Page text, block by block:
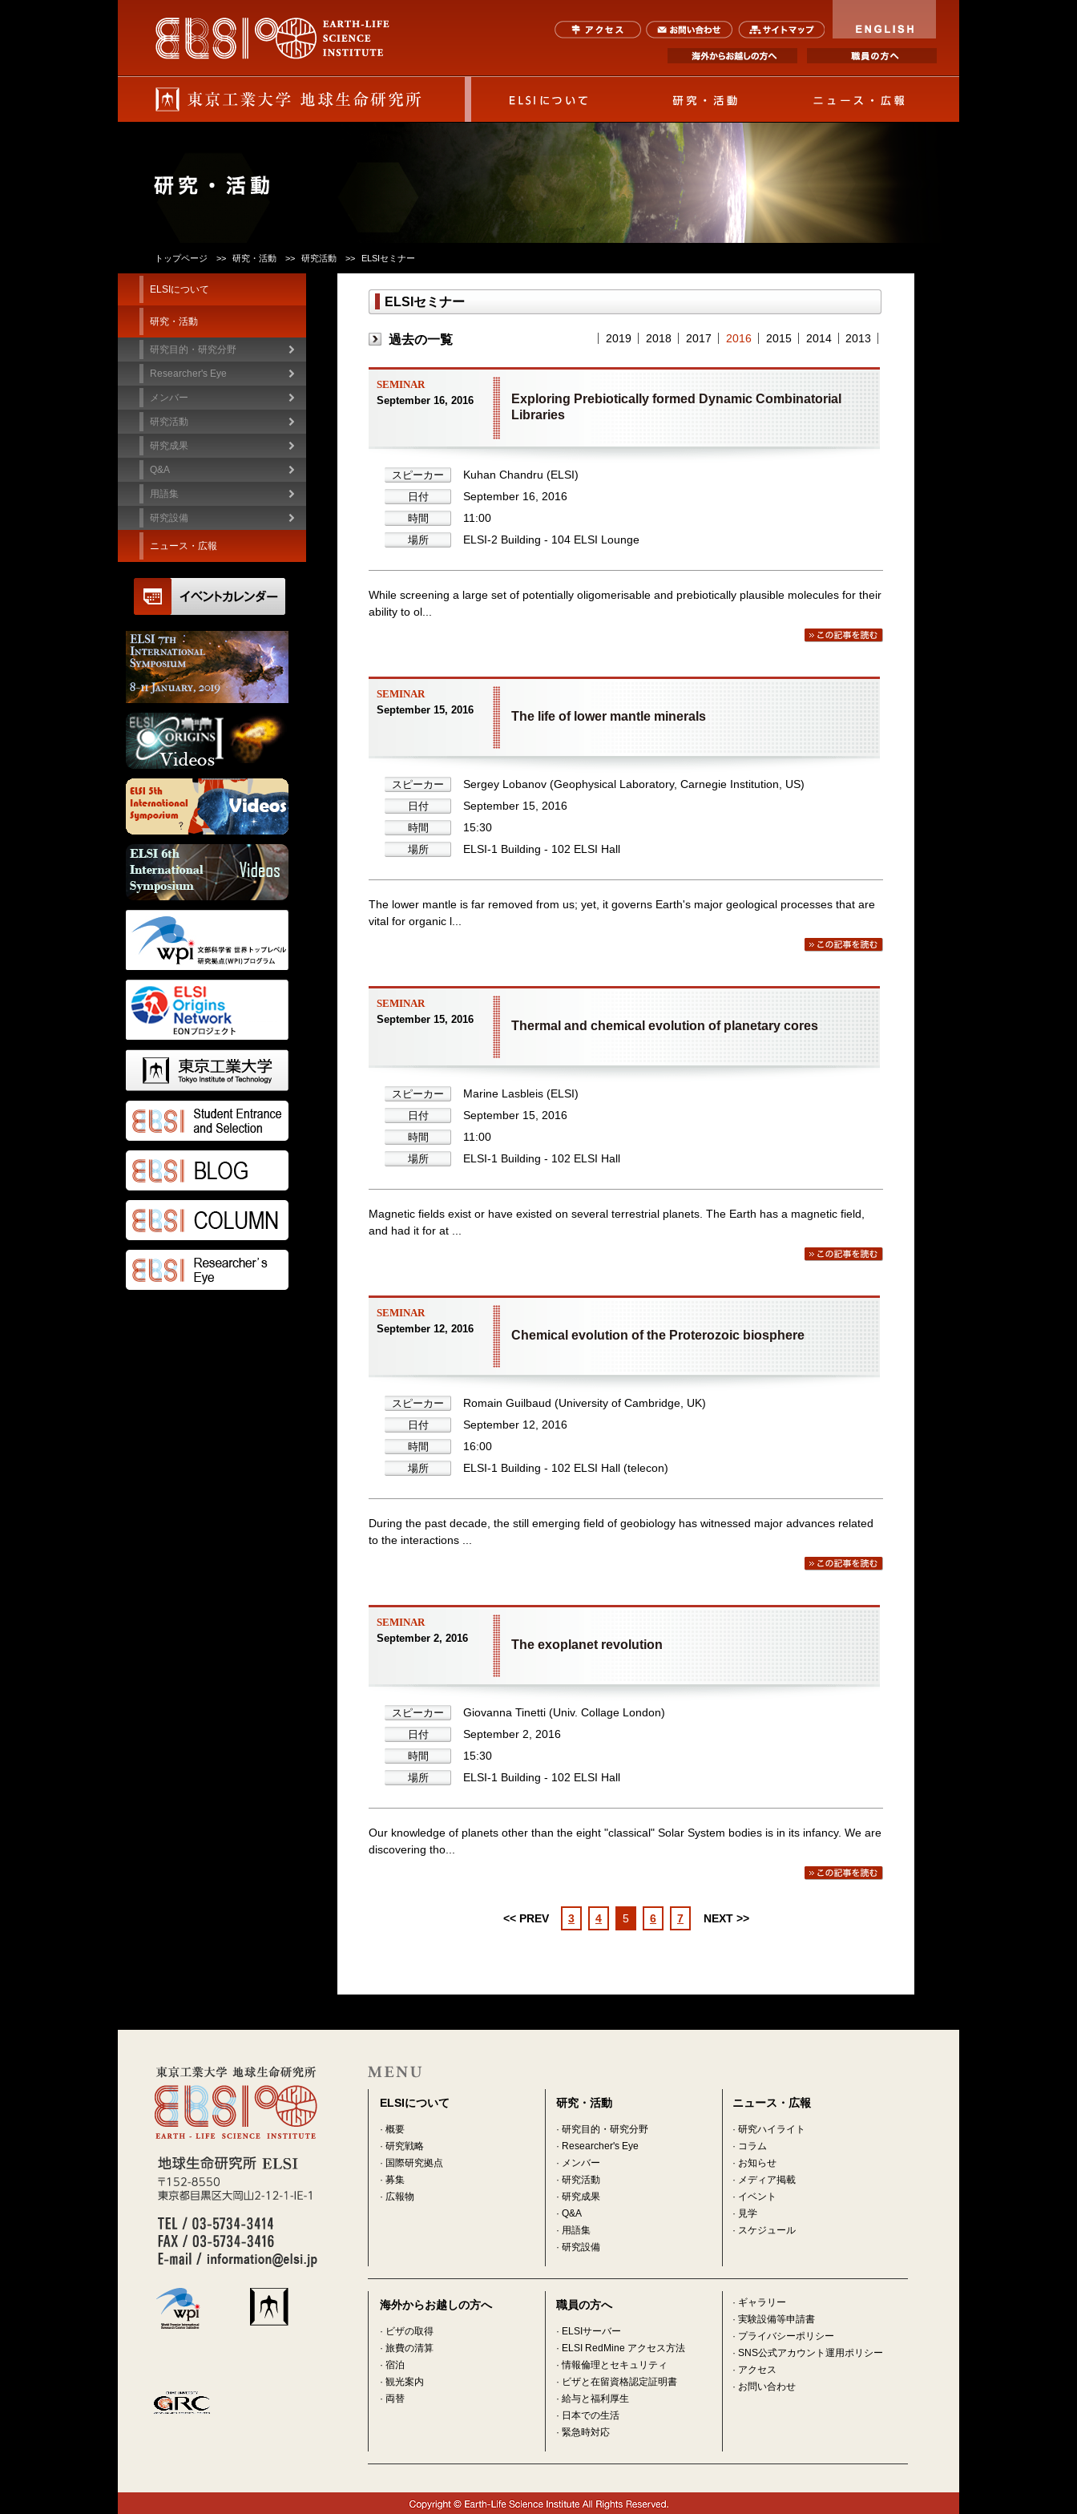
アクセス お問い合わせ サイトマップ
トップページ 研究・活動 研究活動 ELSIセミナー
ELSIについて
研究・活動
研究目的・研究分野
Researcher's Eye
メンバー
研究活動
研究成果
Q&A
用語集
研究設備
ニュース・広報
ELSIセミナー
過去の一覧 2019 2018 2017 2016 2015 2014 2013
SEMINAR
September 16, 2016
Exploring Prebiotically formed Dynamic Combinatorial
Libraries
スピーカー Kuhan Chandru (ELSI)
日付 September 16, 2016
時間 11:00
場所 ELSI-2 Building - 104 ELSI Lounge
While screening a large set of potentially oligomerisable and prebiotically plausible molecules for their
ability to ol...
SEMINAR
September 15, 2016
The life of lower mantle minerals
スピーカー Sergey Lobanov (Geophysical Laboratory, Carnegie Institution, US)
日付 September 15, 2016
時間 15:30
場所 ELSI-1 Building - 102 ELSI Hall
The lower mantle is far removed from us; yet, it governs Earth's major geological processes that are
vital for organic l...
SEMINAR
September 15, 2016
Thermal and chemical evolution of planetary cores
スピーカー Marine Lasbleis (ELSI)
日付 September 15, 2016
時間 11:00
場所 ELSI-1 Building - 102 ELSI Hall
Magnetic fields exist or have existed on several terrestrial planets. The Earth has a magnetic field,
and had it for at ...
SEMINAR
September 12, 2016
Chemical evolution of the Proterozoic biosphere
スピーカー Romain Guilbaud (University of Cambridge, UK)
日付 September 12, 2016
時間 16:00
場所 ELSI-1 Building - 102 ELSI Hall (telecon)
During the past decade, the still emerging field of geobiology has witnessed major advances related
to the interactions ...
SEMINAR
September 2, 2016
The exoplanet revolution
スピーカー Giovanna Tinetti (Univ. Collage London)
日付 September 2, 2016
時間 15:30
場所 ELSI-1 Building - 102 ELSI Hall
Our knowledge of planets other than the eight "classical" Solar System bodies is in its infancy. We are
discovering tho...
<< PREV 3 4 5 6 7 NEXT >>
ELSIについて
· 概要
· 研究戦略
· 国際研究拠点
· 募集
· 広報物
研究・活動
· 研究目的・研究分野
· Researcher's Eye
· メンバー
· 研究活動
· 研究成果
· Q&A
· 用語集
· 研究設備
ニュース・広報
· 研究ハイライト
· コラム
· お知らせ
· メディア掲載
· イベント
· 見学
· スケジュール
海外からお越しの方へ
· ビザの取得
· 旅費の清算
· 宿泊
· 観光案内
· 両替
職員の方へ
· ELSIサーバー
· ELSI RedMine アクセス方法
·情報倫理とセキュリティ
· ビザと在留資格認定証明書
· 給与と福利厚生
· 日本での生活
· 緊急時対応
· ギャラリー
· 実験設備等申請書
· プライバシーポリシー
· SNS公式アカウント運用ポリシー
· アクセス
· お問い合わせ